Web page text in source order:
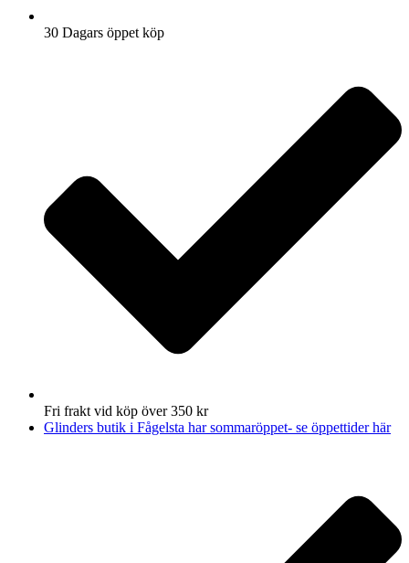
30 Dagars öppet köp
Fri frakt vid köp över 350 kr
Glinders butik i Fågelsta har sommaröppet- se öppettider här